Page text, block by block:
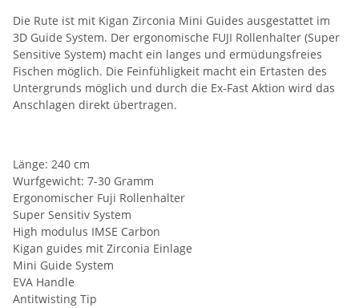
Die Rute ist mit Kigan Zirconia Mini Guides ausgestattet im
3D Guide System. Der ergonomische FUJI Rollenhalter (Super
Sensitive System) macht ein langes und ermüdungsfreies
Fischen möglich. Die Feinfühligkeit macht ein Ertasten des
Untergrunds möglich und durch die Ex-Fast Aktion wird das
Anschlagen direkt übertragen.
Länge: 240 cm
Wurfgewicht: 7-30 Gramm
Ergonomischer Fuji Rollenhalter
Super Sensitiv System
High modulus IMSE Carbon
Kigan guides mit Zirconia Einlage
Mini Guide System
EVA Handle
Antitwisting Tip